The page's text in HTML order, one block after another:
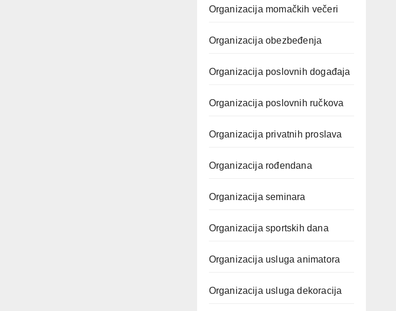
Organizacija momačkih večeri
Organizacija obezbeđenja
Organizacija poslovnih događaja
Organizacija poslovnih ručkova
Organizacija privatnih proslava
Organizacija rođendana
Organizacija seminara
Organizacija sportskih dana
Organizacija usluga animatora
Organizacija usluga dekoracija